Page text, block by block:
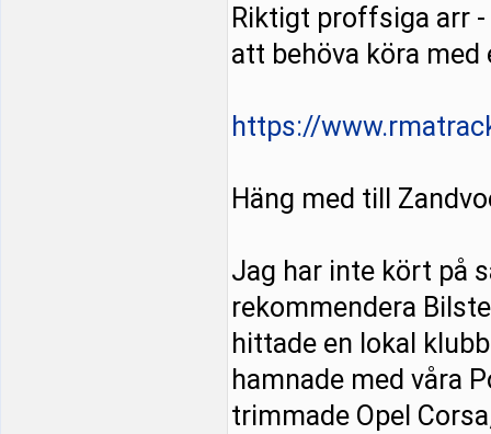
Riktigt proffsiga arr -
att behöva köra
https://
Häng med till
Jag har inte kört på
rekommendera
hittade en lokal
hamnade med våra
trimmade Opel